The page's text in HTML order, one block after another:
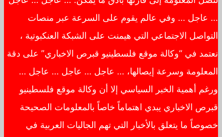
… عاجل … وفي عالم يقوم على السرعة عبر منصات
التواصل الاجتماعي التي هيمنت على الشبكة العنكبوتية ،
نعتمد في “وكالة موقع فلسطينيو قبرص الاخباري” على دقة
المعلومة وسرعة إيصالها، … عاجل … عاجل … عاجل …
ورغم أهمية الخبر السياسي إلا أن وكالة موقع فلسطينيو
قبرص الاخباري يبدي اهتماماً خاصاً بالمعلومات الصحيحة
خصوصاً ما يتعلق بالأخبار التي تهم الجاليات العربية في